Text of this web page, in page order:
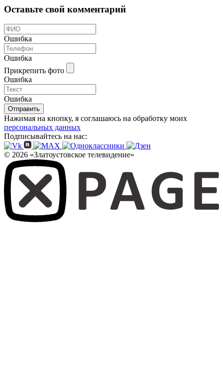
Оставьте свой комментарий
Ошибка
Ошибка
Прикрепить фото
Ошибка
Ошибка
Отправить
Нажимая на кнопку, я соглашаюсь на обработку моих
персональных данных
Подписывайтесь на нас:
© 2026 «Златоустовское телевидение»